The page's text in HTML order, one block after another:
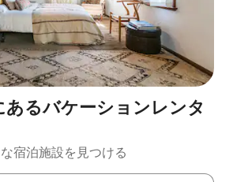
るバケーションレンタ
宿泊施設を見つける